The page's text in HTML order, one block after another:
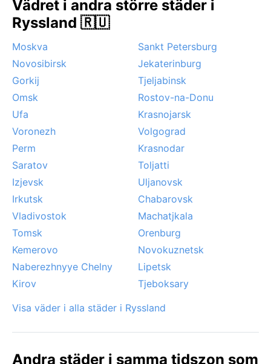
Vädret i andra större städer i
Ryssland 🇷🇺
Moskva
Sankt Petersburg
Novosibirsk
Jekaterinburg
Gorkij
Tjeljabinsk
Omsk
Rostov-na-Donu
Ufa
Krasnojarsk
Voronezh
Volgograd
Perm
Krasnodar
Saratov
Toljatti
Izjevsk
Uljanovsk
Irkutsk
Chabarovsk
Vladivostok
Machatjkala
Tomsk
Orenburg
Kemerovo
Novokuznetsk
Naberezhnyye Chelny
Lipetsk
Kirov
Tjeboksary
Visa väder i alla städer i Ryssland
Andra städer i samma tidszon som